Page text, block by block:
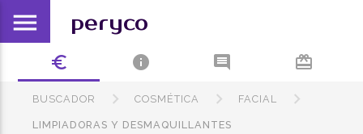
menu peryco
euro_symbol info comment card_giftcard
BUSCADOR COSMÉTICA FACIAL
LIMPIADORAS Y DESMAQUILLANTES